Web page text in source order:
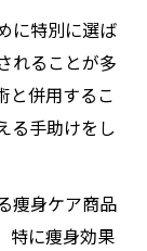
に特別に選ば
れることが多
と併用するこ
る手助けをし
痩身ケア商品
特に痩身効果